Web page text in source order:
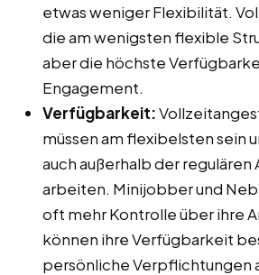
etwas weniger Flexibilität.
die am wenigsten flexible
aber die höchste
Engagement.
Verfügbarkeit:
müssen am flexibelsten sein
auch außerhalb der
arbeiten. Minijobber und
oft mehr Kontrolle über ihre
können ihre Verfügbarkeit
persönliche Verpflichtungen